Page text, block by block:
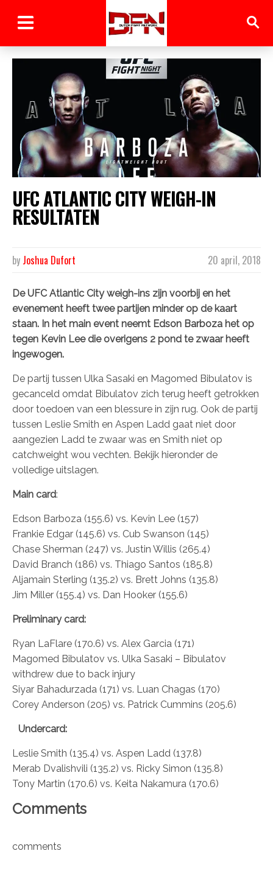
UFC ATLANTIC CITY WEIGH-IN
RESULTATEN
20 april, 2018
by Joshua Dufort
De UFC Atlantic City weigh-ins zijn voorbij en het
evenement heeft twee partijen minder op de kaart
staan. In het main event neemt Edson Barboza het op
tegen Kevin Lee die overigens 2 pond te zwaar heeft
ingewogen.
De partij tussen Ulka Sasaki en Magomed Bibulatov is
gecanceld omdat Bibulatov zich terug heeft getrokken
door toedoen van een blessure in zijn rug. Ook de partij
tussen Leslie Smith en Aspen Ladd gaat niet door
aangezien Ladd te zwaar was en Smith niet op
catchweight wou vechten. Bekijk hieronder de
volledige uitslagen.
Main card:
Edson Barboza (155.6) vs. Kevin Lee (157)
Frankie Edgar (145.6) vs. Cub Swanson (145)
Chase Sherman (247) vs. Justin Willis (265.4)
David Branch (186) vs. Thiago Santos (185.8)
Aljamain Sterling (135.2) vs. Brett Johns (135.8)
Jim Miller (155.4) vs. Dan Hooker (155.6)
Preliminary card:
Ryan LaFlare (170.6) vs. Alex Garcia (171)
Magomed Bibulatov vs. Ulka Sasaki – Bibulatov
withdrew due to back injury
Siyar Bahadurzada (171) vs. Luan Chagas (170)
Corey Anderson (205) vs. Patrick Cummins (205.6)
Undercard:
Leslie Smith (135.4) vs. Aspen Ladd (137.8)
Merab Dvalishvili (135.2) vs. Ricky Simon (135.8)
Tony Martin (170.6) vs. Keita Nakamura (170.6)
Comments
comments